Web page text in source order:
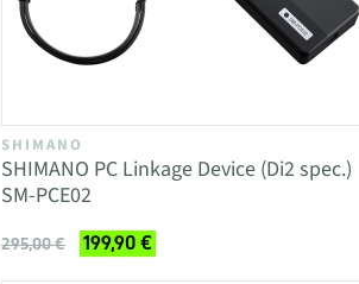
SHIMANO
SHIMANO PC Linkage Device (Di2 spec.)
SM-PCE02
295,00 € 199,90 €